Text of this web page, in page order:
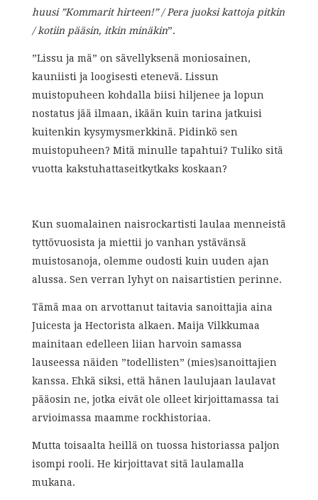
huusi ”Kommarit hirteen!” / Pera juoksi kattoja pitkin
/ kotiin pääsin, itkin minäkin”.
”Lissu ja mä” on sävellyksenä moniosainen,
kauniisti ja loogisesti etenevä. Lissun
muistopuheen kohdalla biisi hiljenee ja lopun
nostatus jää ilmaan, ikään kuin tarina jatkuisi
kuitenkin kysymysmerkkinä. Pidinkö sen
muistopuheen? Mitä minulle tapahtui? Tuliko sitä
vuotta kakstuhattaseitkytkaks koskaan?
Kun suomalainen naisrockartisti laulaa menneistä
tyttövuosista ja miettii jo vanhan ystävänsä
muistosanoja, olemme oudosti kuin uuden ajan
alussa. Sen verran lyhyt on naisartistien perinne.
Tämä maa on arvottanut taitavia sanoittajia aina
Juicesta ja Hectorista alkaen. Maija Vilkkumaa
mainitaan edelleen liian harvoin samassa
lauseessa näiden ”todellisten” (mies)sanoittajien
kanssa. Ehkä siksi, että hänen laulujaan laulavat
pääosin ne, jotka eivät ole olleet kirjoittamassa tai
arvioimassa maamme rockhistoriaa.
Mutta toisaalta heillä on tuossa historiassa paljon
isompi rooli. He kirjoittavat sitä laulamalla
mukana.